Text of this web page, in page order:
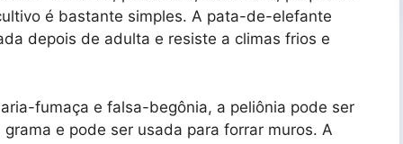
é bastante simples. A pata-de-elefante
depois de adulta e resiste a climas frios e
fumaça e falsa-begônia, a peliônia pode ser
e pode ser usada para forrar muros. A